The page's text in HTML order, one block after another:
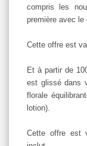
compris les
première avec le
Cette offre est
Et à partir de
est glissé dans
florale
lotion).
Cette offre est